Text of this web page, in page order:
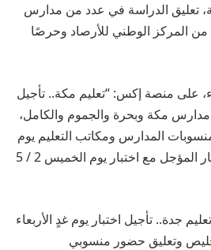
تعليق الدراسة في عدد من مدارس
من المركز الوطني للأرصاد وحرصًا
على منصة إكس: “تعليم مكة.. تأجيل
مدارس مكة وبحرة والجموم والكامل،
المدارس ومكاتب التعليم يوم
غدٍ الأربعاء. وسيُعقد الاختبار المؤجل مع اختبار يوم الخميس 2 / 5
جدة.. تأجيل اختبار يوم غدٍ الأربعاء
وتعليق حضور منسوبي